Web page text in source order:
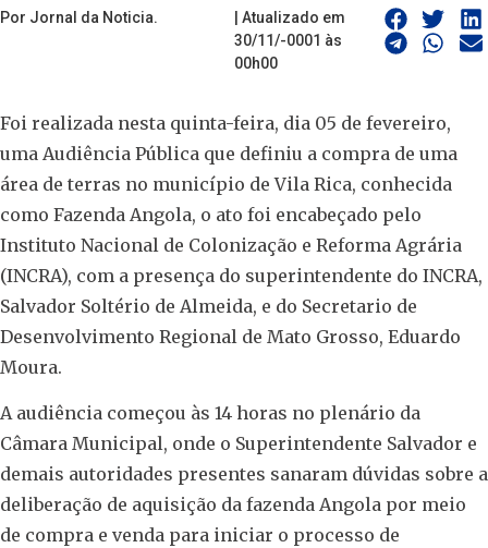
Por Jornal da Noticia.
| Atualizado em
30/11/-0001 às
00h00
Foi realizada nesta quinta-feira, dia 05 de fevereiro,
uma Audiência Pública que definiu a compra de uma
área de terras no município de Vila Rica, conhecida
como Fazenda Angola, o ato foi encabeçado pelo
Instituto Nacional de Colonização e Reforma Agrária
(INCRA), com a presença do superintendente do INCRA,
Salvador Soltério de Almeida, e do Secretario de
Desenvolvimento Regional de Mato Grosso, Eduardo
Moura.
A audiência começou às 14 horas no plenário da
Câmara Municipal, onde o Superintendente Salvador e
demais autoridades presentes sanaram dúvidas sobre a
deliberação de aquisição da fazenda Angola por meio
de compra e venda para iniciar o processo de